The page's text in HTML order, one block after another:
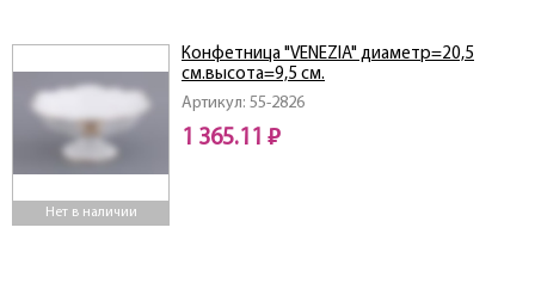
Нет в наличии
Артикул: 55-2826
Конфетница "VENEZIA" диаметр=20,5
см.высота=9,5 см.
1 365.11 ₽